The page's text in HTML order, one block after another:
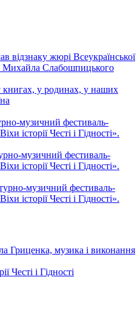
відзнаку жюрі Всеукраїнської
Михайла Слабошпицького
у родинах, у наших
музичний фестиваль-
історії Честі і Гідності».
музичний фестиваль-
історії Честі і Гідності».
музичний фестиваль-
історії Честі і Гідності».
Гриценка, музика і виконання
Честі і Гідності